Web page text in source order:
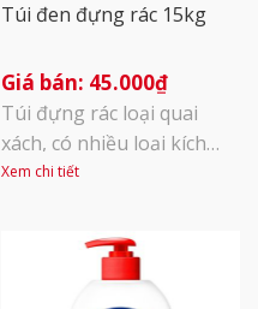
Túi đen đựng rác 15kg
45.000₫
Túi đựng rác loại quai
xách, có nhiều loại kích
thước 5kg, 10kg, 15kg,
gia đình, văn phòng công
ty, sản phẩm dai chắc Xếp
hạng…Rất tốtTốtTrung
Xem chi tiết